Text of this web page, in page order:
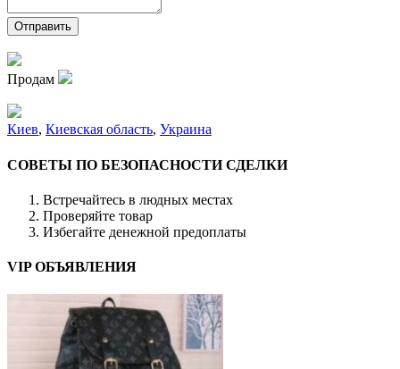
Продам
Киев, Киевская область, Украина
СОВЕТЫ ПО БЕЗОПАСНОСТИ СДЕЛКИ
Встречайтесь в людных местах
Проверяйте товар
Избегайте денежной предоплаты
VIP ОБЪЯВЛЕНИЯ